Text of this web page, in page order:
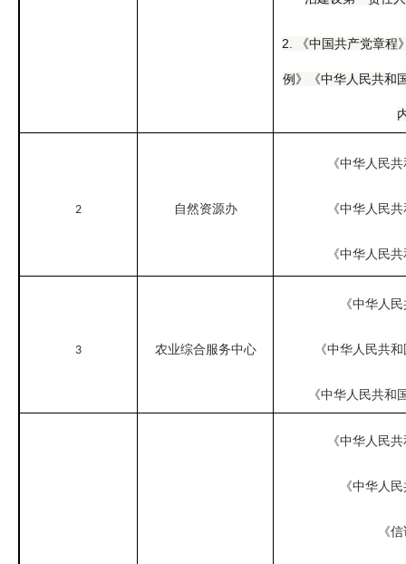
2. 《中国共产党章
例》《中华人民共和
2 自然资源办
《中华人民
《中华人民
《中华人民
3 农业综合服务中心
《中华人
《中华人民共
《中华人民共和
《中华人民
《中华人
《